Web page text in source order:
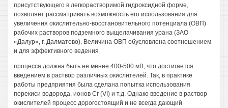
присутствующего в легкорастворимой гидроксидной форме,
позволяет рассматривать возможность его использования для
увеличения окислительно-восстановительного потенциала (ОВП)
рабочих растворов подземного выщелачивания урана (ЗАО
«Далур», г. Далматово). Величина ОВП обусловлена соотношением
и для эффективного ведения
процесса должна быть не менее 400-500 мВ, что достигается
введением в раствор различных окислителей. Так, в практике
работы предприятия была сделана попытка использования
перекиси водорода, ионов Сг (VI) и т.д. Однако введение в раствор
окислителей процесс дорогостоящий и не всегда дающий